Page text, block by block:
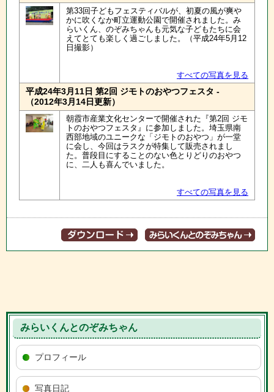
第33回子どもフェスティバルが、初夏の風が爽や
かに吹くなか町立運動公園で開催されました。み
らいくん、のぞみちゃんも元気な子どもたちに会
えてとても楽しく過ごしました。（平成24年5月12
日撮影）
すべての写真を見る
平成24年3月11日 第2回 ジモトのおやつフェスタ -
（2012年3月14日更新）
朝霞市産業文化センターで開催された『第2回 ジモ
トのおやつフェスタ』に参加しました。埼玉県南
西部地域のユニークな「ジモトのおやつ」が一堂
に会し、今回はラスクが特集して販売されまし
た。普段目にすることのない色とりどりのおやつ
に、二人も喜んでいました。
すべての写真を見る
みらいくんとのぞみちゃん
プロフィール
写真日記